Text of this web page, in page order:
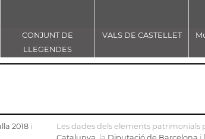
CONJUNT DE
LLEGENDES
VINCULADES AL CAMÍ
VALS DE CASTELLET
2018 i
Les dades dels elements patrimonials